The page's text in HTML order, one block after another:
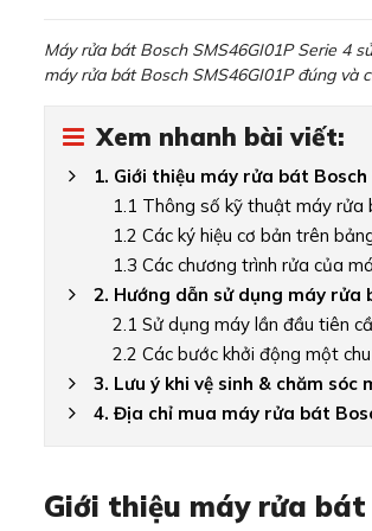
Máy rửa bát Bosch SMS46GI01P Serie 4
máy rửa bát Bosch SMS46GI01P đúng và
Xem nhanh bài viết:
1. Giới thiệu máy rửa bát Bosch
1.1 Thông số kỹ thuật máy rửa
1.2 Các ký hiệu cơ bản trên
1.3 Các chương trình rửa của
2. Hướng dẫn sử dụng máy rửa
2.1 Sử dụng máy lần đầu tiên
2.2 Các bước khởi động một
3. Lưu ý khi vệ sinh & chăm sóc
4. Địa chỉ mua máy rửa bát
Giới thiệu máy rửa bát